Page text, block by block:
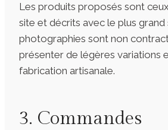
Les produits proposés sont
site et décrits avec le plus grand
photographies sont non
présenter de légères variations
fabrication artisanale.
3. Commandes